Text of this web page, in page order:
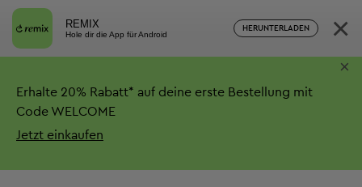
REMIX
Hole dir die App für Android
HERUNTERLADEN ×
Erhalte 20% Rabatt* auf deine erste Bestellung mit
Code WELCOME
Jetzt einkaufen
×